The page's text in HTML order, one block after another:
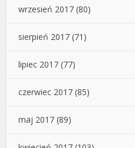
wrzesień 2017 (80)
sierpień 2017 (71)
lipiec 2017 (77)
czerwiec 2017 (85)
maj 2017 (89)